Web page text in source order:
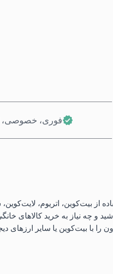
فوری، خصوصی،
چه نیاز به خرید کالاهای
با بیت‌کوین یا سایر ارزهای